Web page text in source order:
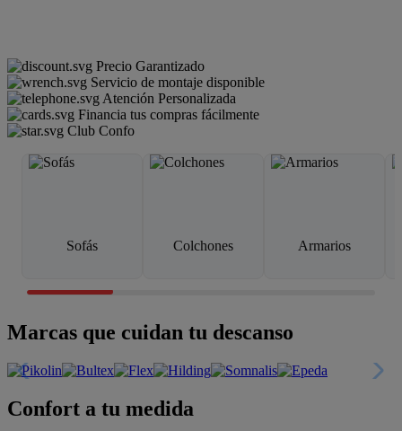
Precio Garantizado
Servicio de montaje disponible
Atención Personalizada
Financia tus compras fácilmente
Club Confo
Sofás Colchones Armarios
Marcas que cuidan tu descanso
Confort a tu medida